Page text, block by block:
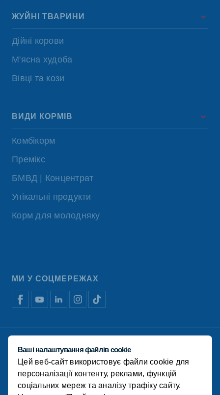
ЖУЙНІ ТВАРИНИ
Дійні корови
М'ясна худоба
Вівці та кози
ВИДИ КОРМІВ
Комбікорм
Премікс
БМВД | Концентрат
Унікальні продукти
Корм для молодняку
МИ У СОЦМЕРЕЖАХ
Відмова від відповідальності
Політика конфіденційності
Політика використання файлів cookie
Фінансова звітність
Ваші налаштування файлів cookie
Цей веб-сайт використовує файли cookie для
персоналізації контенту, реклами, функцій
соціальних мереж та аналізу трафіку сайту.